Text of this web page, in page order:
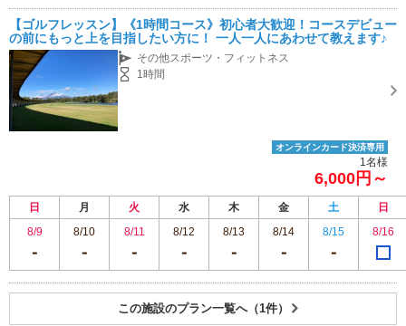
【ゴルフレッスン】《1時間コース》初心者大歓迎！コースデビュー
の前にもっと上を目指したい方に！ 一人一人にあわせて教えます♪
その他スポーツ・フィットネス
1時間
オンラインカード決済専用
1名様
6,000円～
日 月 火 水 木 金 土
日
8/9
8/10 8/11 8/12 8/13 8/14 8/15 8/16
この施設のプラン一覧へ（1件）